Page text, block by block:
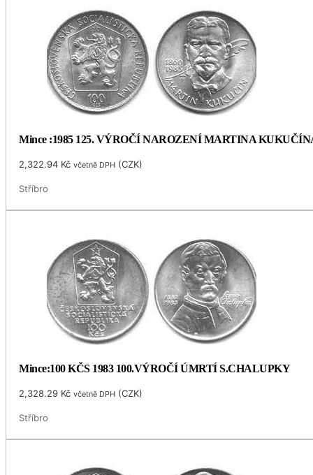
Mince :1985 125. VÝROČÍ NAROZENÍ MARTINA
2,322.94 Kč včetně DPH (CZK)
Stříbro
Mince:100 KČS 1983 100.VÝROČÍ ÚMRTÍ S.CHALUPKY
2,328.29 Kč včetně DPH (CZK)
Stříbro